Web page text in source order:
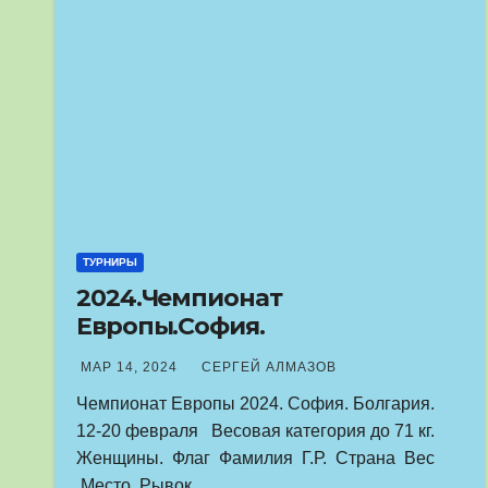
ТУРНИРЫ
2024.Чемпионат
Европы.София.
МАР 14, 2024 СЕРГЕЙ АЛМАЗОВ
Чемпионат Европы 2024. София. Болгария.
12-20 февраля Весовая категория до 71 кг.
Женщины. Флаг Фамилия Г.Р. Страна Вес